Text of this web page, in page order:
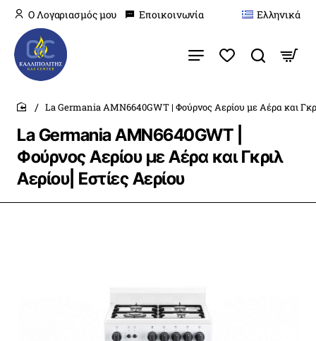
O Λογαριασμός μου Εποικοινωνία Ελληνικά
La Germania AMN6640GWT |
Φούρνος Αερίου με Αέρα και Γκριλ
Αερίου| Εστίες Αερίου
home
La Germania AMN6640GWT | Φούρνος Αερίου με Αέρα και